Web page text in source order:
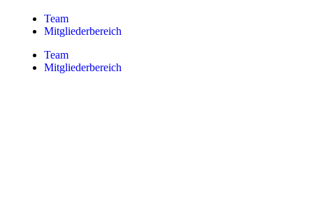
Team
Mitgliederbereich
Team
Mitgliederbereich